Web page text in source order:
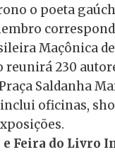
o poeta
Maçônica
reunirá 230
Saldanha
oficinas,
e Feira do Livro